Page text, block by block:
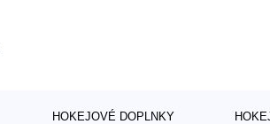
HOKEJOVÉ DOPLNKY